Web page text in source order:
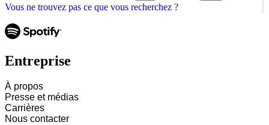
Vous ne trouvez pas ce que vous recherchez ?
Entreprise
À propos
Presse et médias
Carrières
Nous contacter